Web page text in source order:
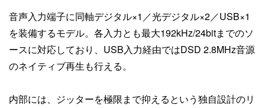
音声入力端子に同軸デジタル×1／光デジタル×2／USB×1
を装備するモデル。各入力とも最大192kHz/24bitまでのソ
ースに対応しており、USB入力経由ではDSD 2.8MHz音源
のネイティブ再生も行える。
内部には、ジッターを極限まで抑えるという独自設計のリ